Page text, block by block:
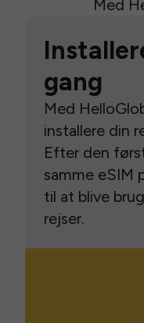
Med
gang
Med
installere din
Efter den
samme eSIM
til at blive
rejser.